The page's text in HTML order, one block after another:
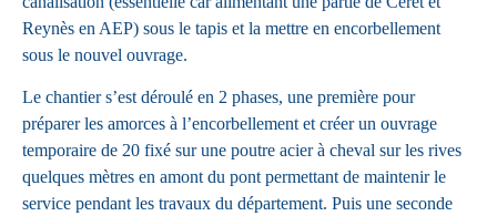
Reynès en AEP) sous le tapis et la mettre en encorbellement
sous le nouvel ouvrage.
Le chantier s’est déroulé en 2 phases, une première pour
préparer les amorces à l’encorbellement et créer un ouvrage
temporaire de 20 fixé sur une poutre acier à cheval sur les rives
quelques mètres en amont du pont permettant de maintenir le
service pendant les travaux du département. Puis une seconde